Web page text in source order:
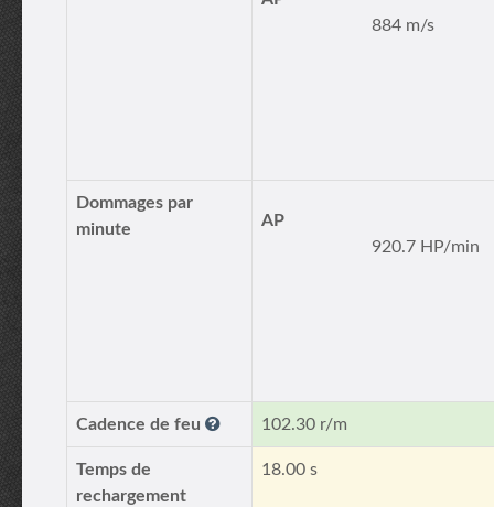
884 m/s
Dommages par
minute
AP
920.7 HP/min
Cadence de feu 102.30 r/m
Temps de
rechargement
18.00 s